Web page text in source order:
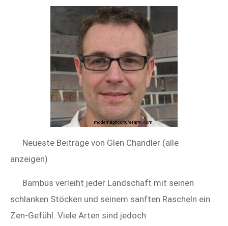
Neueste Beiträge von Glen Chandler (alle
anzeigen)
Bambus verleiht jeder Landschaft mit seinen
schlanken Stöcken und seinem sanften Rascheln ein
Zen-Gefühl. Viele Arten sind jedoch